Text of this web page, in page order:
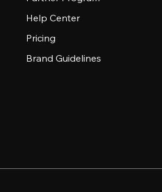
Help Center
Pricing
Brand Guidelines